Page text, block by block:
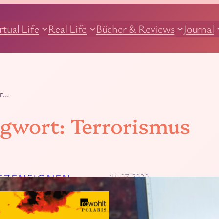
Life Real Life Bücher & Reviews Journal
Terrorismus
14.07.2020
Wolf Harlander – 42
Könnten in Deutschland Flüsse